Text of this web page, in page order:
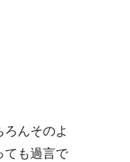
んそのよ
ても過言で